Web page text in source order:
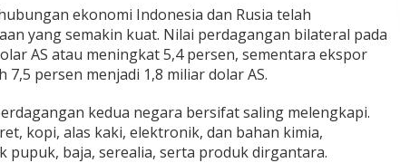
ekonomi Indonesia dan Rusia telah
yang semakin kuat. Nilai perdagangan bilateral pada
AS atau meningkat 5,4 persen, sementara ekspor
7,5 persen menjadi 1,8 miliar dolar AS.
kedua negara bersifat saling melengkapi.
kopi, alas kaki, elektronik, dan bahan kimia,
pupuk, baja, serealia, serta produk dirgantara.